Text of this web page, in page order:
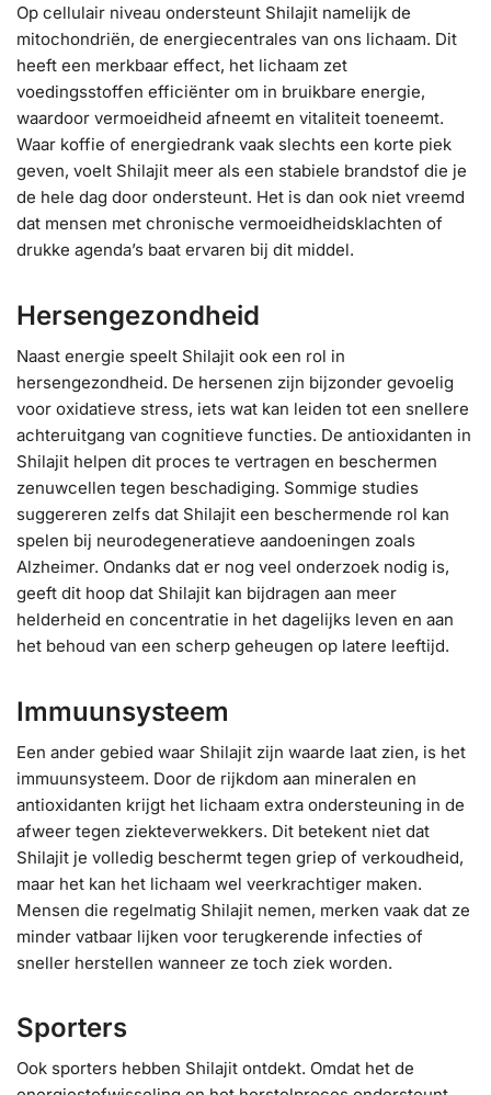
Op cellulair niveau ondersteunt Shilajit namelijk de
mitochondriën, de energiecentrales van ons lichaam. Dit
heeft een merkbaar effect, het lichaam zet
voedingsstoffen efficiënter om in bruikbare energie,
waardoor vermoeidheid afneemt en vitaliteit toeneemt.
Waar koffie of energiedrank vaak slechts een korte piek
geven, voelt Shilajit meer als een stabiele brandstof die je
de hele dag door ondersteunt. Het is dan ook niet vreemd
dat mensen met chronische vermoeidheidsklachten of
drukke agenda’s baat ervaren bij dit middel.
Hersengezondheid
Naast energie speelt Shilajit ook een rol in
hersengezondheid. De hersenen zijn bijzonder gevoelig
voor oxidatieve stress, iets wat kan leiden tot een snellere
achteruitgang van cognitieve functies. De antioxidanten in
Shilajit helpen dit proces te vertragen en beschermen
zenuwcellen tegen beschadiging. Sommige studies
suggereren zelfs dat Shilajit een beschermende rol kan
spelen bij neurodegeneratieve aandoeningen zoals
Alzheimer. Ondanks dat er nog veel onderzoek nodig is,
geeft dit hoop dat Shilajit kan bijdragen aan meer
helderheid en concentratie in het dagelijks leven en aan
het behoud van een scherp geheugen op latere leeftijd.
Immuunsysteem
Een ander gebied waar Shilajit zijn waarde laat zien, is het
immuunsysteem. Door de rijkdom aan mineralen en
antioxidanten krijgt het lichaam extra ondersteuning in de
afweer tegen ziekteverwekkers. Dit betekent niet dat
Shilajit je volledig beschermt tegen griep of verkoudheid,
maar het kan het lichaam wel veerkrachtiger maken.
Mensen die regelmatig Shilajit nemen, merken vaak dat ze
minder vatbaar lijken voor terugkerende infecties of
sneller herstellen wanneer ze toch ziek worden.
Sporters
Ook sporters hebben Shilajit ontdekt. Omdat het de